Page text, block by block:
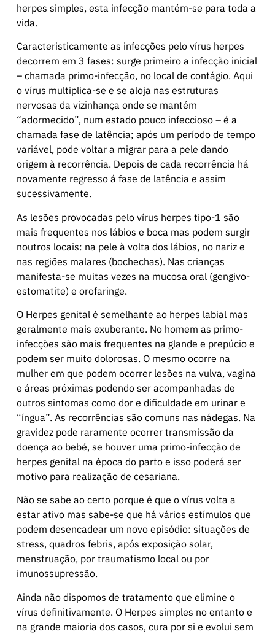
herpes simples, esta infecção mantém-se para toda a
vida.
Caracteristicamente as infecções pelo vírus herpes
decorrem em 3 fases: surge primeiro a infecção inicial
– chamada primo-infecção, no local de contágio. Aqui
o vírus multiplica-se e se aloja nas estruturas
nervosas da vizinhança onde se mantém
“adormecido”, num estado pouco infeccioso – é a
chamada fase de latência; após um período de tempo
variável, pode voltar a migrar para a pele dando
origem à recorrência. Depois de cada recorrência há
novamente regresso á fase de latência e assim
sucessivamente.
As lesões provocadas pelo vírus herpes tipo-1 são
mais frequentes nos lábios e boca mas podem surgir
noutros locais: na pele à volta dos lábios, no nariz e
nas regiões malares (bochechas). Nas crianças
manifesta-se muitas vezes na mucosa oral (gengivo-
estomatite) e orofaringe.
O Herpes genital é semelhante ao herpes labial mas
geralmente mais exuberante. No homem as primo-
infecções são mais frequentes na glande e prepúcio e
podem ser muito dolorosas. O mesmo ocorre na
mulher em que podem ocorrer lesões na vulva, vagina
e áreas próximas podendo ser acompanhadas de
outros sintomas como dor e dificuldade em urinar e
“íngua”. As recorrências são comuns nas nádegas. Na
gravidez pode raramente ocorrer transmissão da
doença ao bebé, se houver uma primo-infecção de
herpes genital na época do parto e isso poderá ser
motivo para realização de cesariana.
Não se sabe ao certo porque é que o vírus volta a
estar ativo mas sabe-se que há vários estímulos que
podem desencadear um novo episódio: situações de
stress, quadros febris, após exposição solar,
menstruação, por traumatismo local ou por
imunossupressão.
Ainda não dispomos de tratamento que elimine o
vírus definitivamente. O Herpes simples no entanto e
na grande maioria dos casos, cura por si e evolui sem